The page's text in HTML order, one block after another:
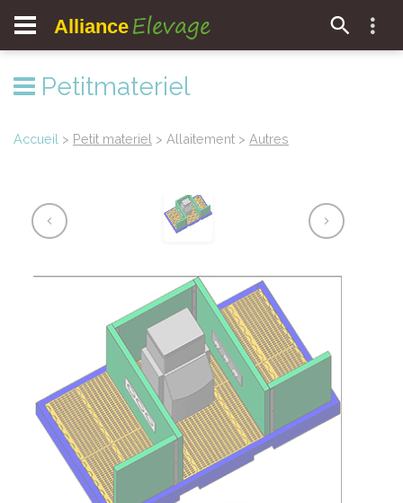
Alliance Elevage
Petitmateriel
Accueil > Petit materiel > Allaitement > Autres